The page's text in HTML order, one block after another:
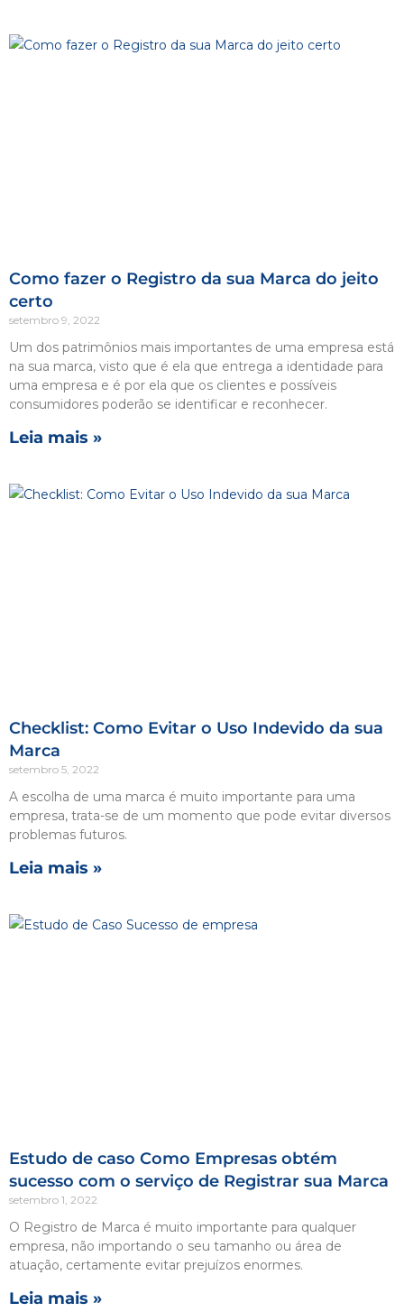
Como fazer o Registro da sua Marca do jeito
certo
setembro 9, 2022
Um dos patrimônios mais importantes de uma empresa está
na sua marca, visto que é ela que entrega a identidade para
uma empresa e é por ela que os clientes e possíveis
consumidores poderão se identificar e reconhecer.
Leia mais »
Checklist: Como Evitar o Uso Indevido da sua
Marca
setembro 5, 2022
A escolha de uma marca é muito importante para uma
empresa, trata-se de um momento que pode evitar diversos
problemas futuros.
Leia mais »
Estudo de caso Como Empresas obtém
sucesso com o serviço de Registrar sua Marca
setembro 1, 2022
O Registro de Marca é muito importante para qualquer
empresa, não importando o seu tamanho ou área de
atuação, certamente evitar prejuízos enormes.
Leia mais »